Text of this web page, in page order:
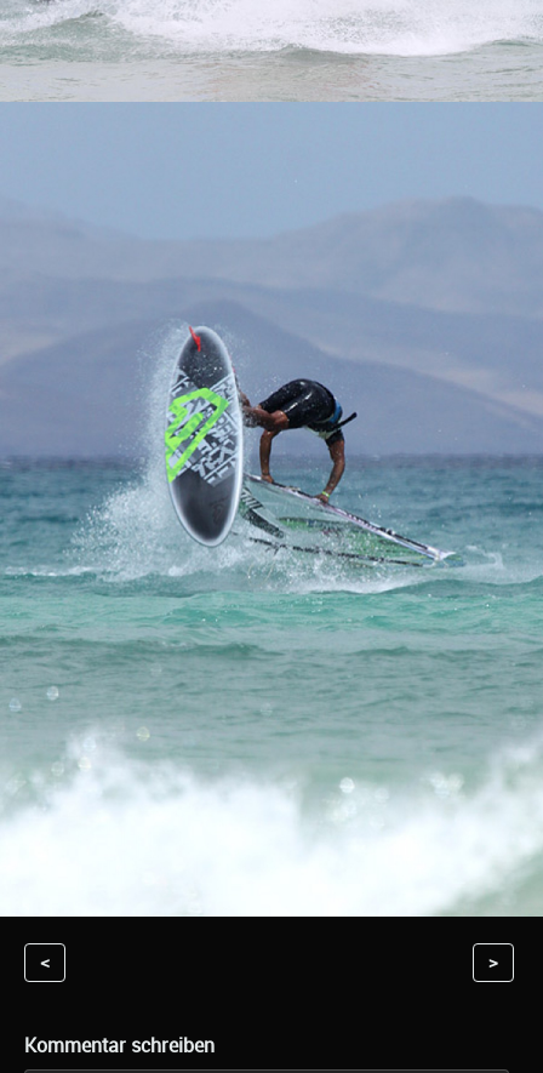
< >
Kommentar schreiben